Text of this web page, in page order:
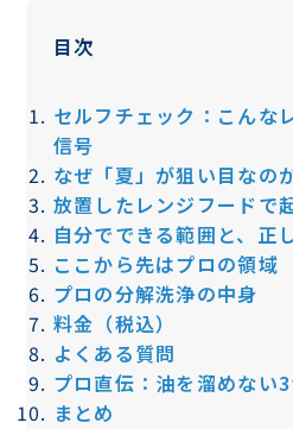
目次
セルフチェック：こんな
信号
なぜ「夏」が狙い目なの
放置したレンジフードで
自分でできる範囲と、正
ここから先はプロの領域
プロの分解洗浄の中身
料金（税込）
よくある質問
プロ直伝：油を溜めない
まとめ